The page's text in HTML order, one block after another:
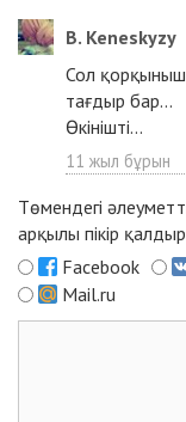
B. Keneskyzy
Сол
тағдыр бар...
Өкінішті...
11 жыл бұрын
Төмендегі
арқылы пікір
Facebook
Mail.ru